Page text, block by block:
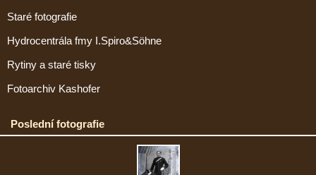
Staré fotografie
Hydrocentrála fmy I.Spiro&Söhne
Rytiny a staré tisky
Fotoarchiv Kashofer
Poslední fotografie